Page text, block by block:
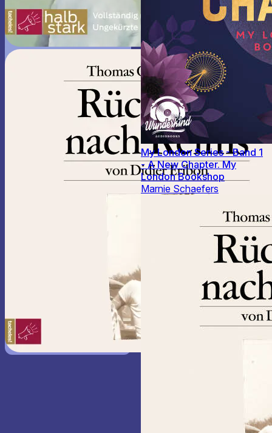
My London Series - Band 1
- A New Chapter. My
London Bookshop
Marnie Schaefers